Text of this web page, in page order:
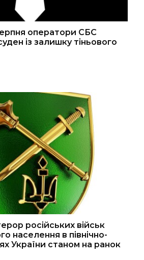
оператори СБС
із залишку тіньового
російських військ
населення в північно-
України станом на ранок